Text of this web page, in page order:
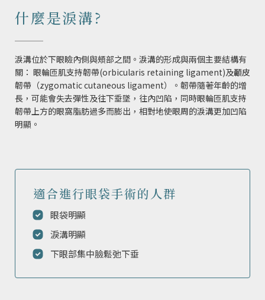
什麼是淚溝?
淚溝位於下眼瞼內側與頰部之間。淚溝的形成與兩個主要結構有
關： 眼輪匝肌支持韌帶(orbicularis retaining ligament)及顳皮
韌帶（zygomatic cutaneous ligament）。韌帶隨著年齡的增
長，可能會失去彈性及往下垂墜，往內凹陷，同時眼輪匝肌支持
韌帶上方的眼窩脂肪過多而膨出，相對地使眼周的淚溝更加凹陷
明顯。
適合進行眼袋手術的人群
眼袋明顯
淚溝明顯
下眼部集中臉鬆弛下垂